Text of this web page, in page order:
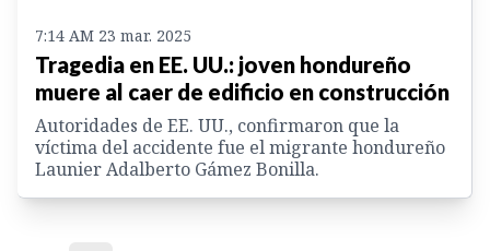
7:14 AM 23 mar. 2025
Tragedia en EE. UU.: joven hondureño
muere al caer de edificio en construcción
Autoridades de EE. UU., confirmaron que la
víctima del accidente fue el migrante hondureño
Launier Adalberto Gámez Bonilla.